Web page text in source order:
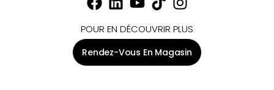
POUR EN DÉCOUVRIR PLUS
Rendez-Vous En Magasin